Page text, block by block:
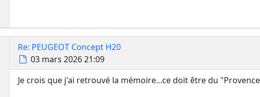
Re: PEUGEOT Concept H20
Message
03 mars 2026 21:09
Je crois que j'ai retrouvé la mémoire...ce doit être du